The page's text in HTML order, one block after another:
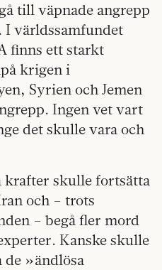
till väpnade angrepp
världssamfundet
finns ett starkt
krigen i
Syrien och Jemen
Ingen vet vart
det skulle vara och
krafter skulle fortsätta
och – trots
– begå fler mord
Kanske skulle
de »ändlösa